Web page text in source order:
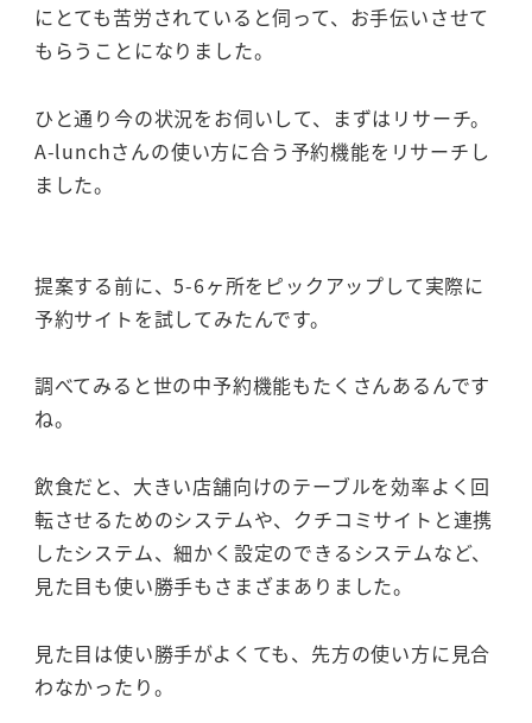
にとても苦労されていると伺って、お手伝いさせて
もらうことになりました。
ひと通り今の状況をお伺いして、まずはリサーチ。
A-lunchさんの使い方に合う予約機能をリサーチし
ました。
提案する前に、5-6ヶ所をピックアップして実際に
予約サイトを試してみたんです。
調べてみると世の中予約機能もたくさんあるんです
ね。
飲食だと、大きい店舗向けのテーブルを効率よく回
転させるためのシステムや、クチコミサイトと連携
したシステム、細かく設定のできるシステムなど、
見た目も使い勝手もさまざまありました。
見た目は使い勝手がよくても、先方の使い方に見合
わなかったり。